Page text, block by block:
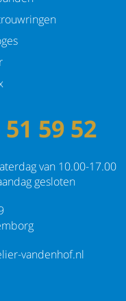
59 52
van 10.00-17.00
gesloten
vandenhof.nl